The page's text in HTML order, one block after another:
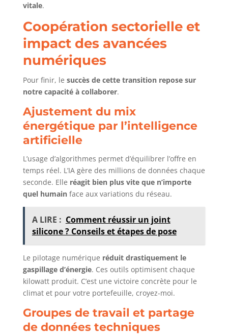
vitale.
Coopération sectorielle et
impact des avancées
numériques
Pour finir, le succès de cette transition repose sur
notre capacité à collaborer.
Ajustement du mix
énergétique par l’intelligence
artificielle
L’usage d’algorithmes permet d’équilibrer l’offre en
temps réel. L’IA gère des millions de données chaque
seconde. Elle réagit bien plus vite que n’importe
quel humainface aux variations du réseau.
A LIRE : Comment réussir un joint
silicone ? Conseils et étapes de pose
Le pilotage numérique réduit drastiquement le
gaspillage d’énergie. Ces outils optimisent chaque
kilowatt produit. C’est une victoire concrète pour le
climat et pour votre portefeuille, croyez-moi.
Groupes de travail et partage
de données techniques